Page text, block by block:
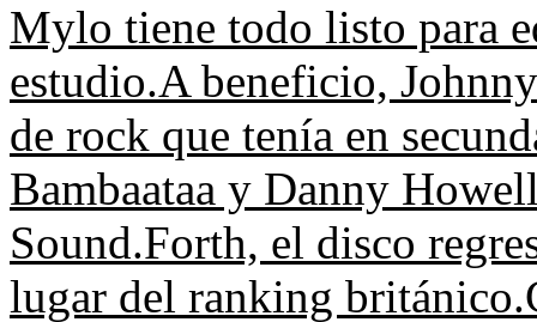
Mylo tiene todo listo para
estudio.A beneficio,
de rock que tenía en
Bambaataa y Danny
Sound.Forth, el disco
lugar del ranking británico.